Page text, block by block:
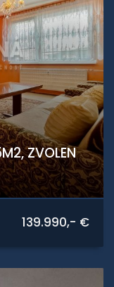
ZVOLEN
139.990,- €